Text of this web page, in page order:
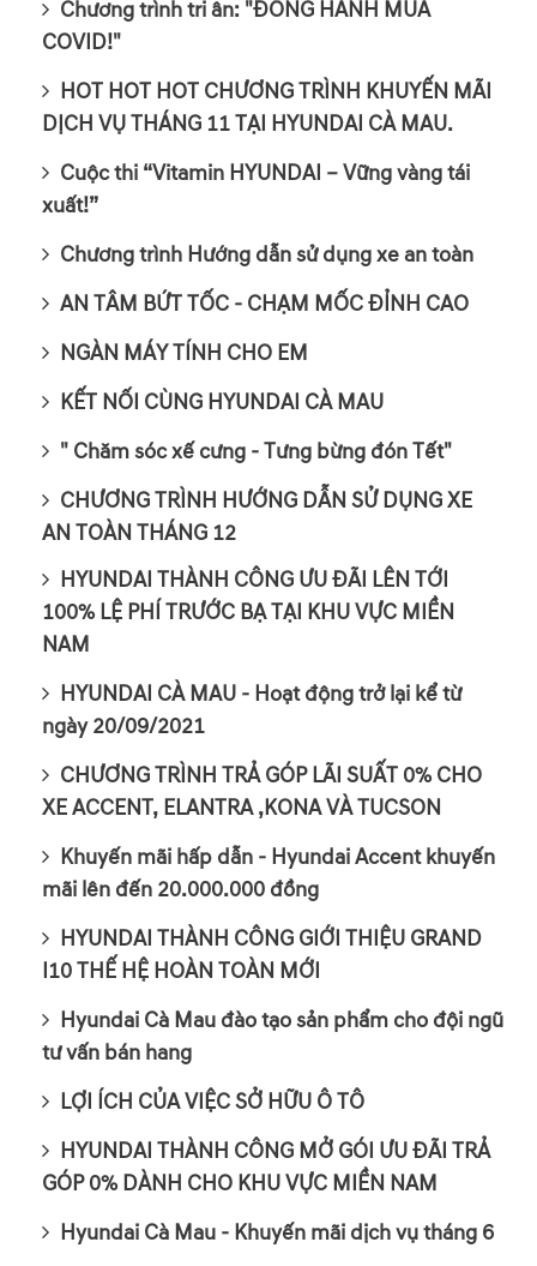
Chương trình tri ân: "ĐỒNG HÀNH MÙA
COVID!"
HOT HOT HOT CHƯƠNG TRÌNH KHUYẾN MÃI
DỊCH VỤ THÁNG 11 TẠI HYUNDAI CÀ MAU.
Cuộc thi “Vitamin HYUNDAI – Vững vàng tái
xuất!”
Chương trình Hướng dẫn sử dụng xe an toàn
AN TÂM BỨT TỐC - CHẠM MỐC ĐỈNH CAO
NGÀN MÁY TÍNH CHO EM
KẾT NỐI CÙNG HYUNDAI CÀ MAU
" Chăm sóc xế cưng - Tưng bừng đón Tết"
CHƯƠNG TRÌNH HƯỚNG DẪN SỬ DỤNG XE
AN TOÀN THÁNG 12
HYUNDAI THÀNH CÔNG ƯU ĐÃI LÊN TỚI
100% LỆ PHÍ TRƯỚC BẠ TẠI KHU VỰC MIỀN
NAM
HYUNDAI CÀ MAU - Hoạt động trở lại kể từ
ngày 20/09/2021
CHƯƠNG TRÌNH TRẢ GÓP LÃI SUẤT 0% CHO
XE ACCENT, ELANTRA ,KONA VÀ TUCSON
Khuyến mãi hấp dẫn - Hyundai Accent khuyến
mãi lên đến 20.000.000 đồng
HYUNDAI THÀNH CÔNG GIỚI THIỆU GRAND
I10 THẾ HỆ HOÀN TOÀN MỚI
Hyundai Cà Mau đào tạo sản phẩm cho đội ngũ
tư vấn bán hang
LỢI ÍCH CỦA VIỆC SỞ HỮU Ô TÔ
HYUNDAI THÀNH CÔNG MỞ GÓI ƯU ĐÃI TRẢ
GÓP 0% DÀNH CHO KHU VỰC MIỀN NAM
Hyundai Cà Mau - Khuyến mãi dịch vụ tháng 6